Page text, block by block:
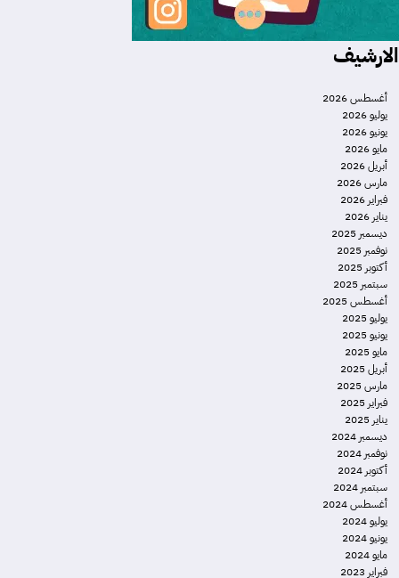
الارشيف
أغسطس 2026
يوليو 2026
يونيو 2026
مايو 2026
أبريل 2026
مارس 2026
فبراير 2026
يناير 2026
ديسمبر 2025
نوفمبر 2025
أكتوبر 2025
سبتمبر 2025
أغسطس 2025
يوليو 2025
يونيو 2025
مايو 2025
أبريل 2025
مارس 2025
فبراير 2025
يناير 2025
ديسمبر 2024
نوفمبر 2024
أكتوبر 2024
سبتمبر 2024
أغسطس 2024
يوليو 2024
يونيو 2024
مايو 2024
فبراير 2023